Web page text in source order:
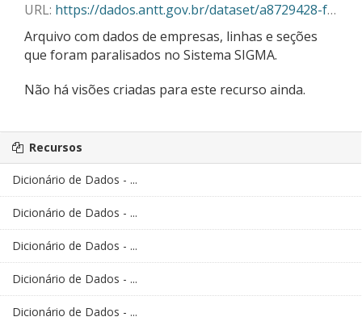
URL: https://dados.antt.gov.br/dataset/a8729428-f382-430c-abe5-6e5f85aa9a03/resource/c959c8e6-e79f-4c37-a7b2-c8add14bbea8/download/01-2025_servicos_paralisados_sigma.json
Arquivo com dados de empresas, linhas e seções
que foram paralisados no Sistema SIGMA.
Não há visões criadas para este recurso ainda.
Recursos
Dicionário de Dados - ...
Dicionário de Dados - ...
Dicionário de Dados - ...
Dicionário de Dados - ...
Dicionário de Dados - ...